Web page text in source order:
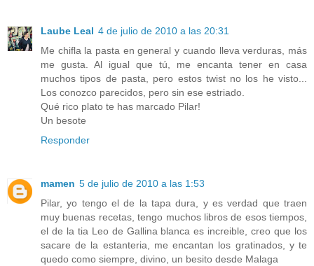
Laube Leal 4 de julio de 2010 a las 20:31
Me chifla la pasta en general y cuando lleva verduras, más
me gusta. Al igual que tú, me encanta tener en casa
muchos tipos de pasta, pero estos twist no los he visto...
Los conozco parecidos, pero sin ese estriado.
Qué rico plato te has marcado Pilar!
Un besote
Responder
mamen 5 de julio de 2010 a las 1:53
Pilar, yo tengo el de la tapa dura, y es verdad que traen
muy buenas recetas, tengo muchos libros de esos tiempos,
el de la tia Leo de Gallina blanca es increible, creo que los
sacare de la estanteria, me encantan los gratinados, y te
quedo como siempre, divino, un besito desde Malaga